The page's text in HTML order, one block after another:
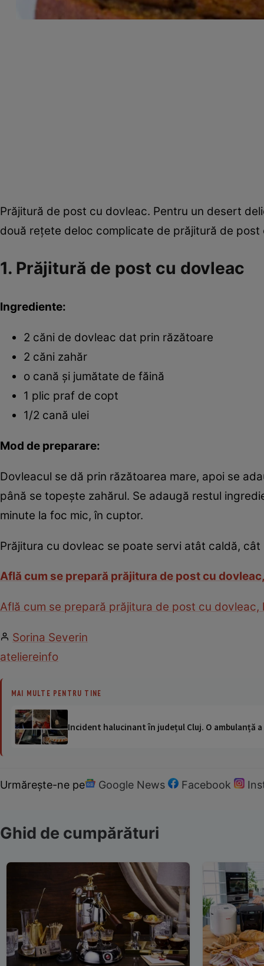
Prăjitură de post cu dovleac. Pentru un desert
două reţete deloc complicate de prăjitură de post
1. Prăjitură de post cu dovleac
Ingrediente:
2 căni de dovleac dat prin răzătoare
2 căni zahăr
o cană şi jumătate de făină
1 plic praf de copt
1/2 cană ulei
Mod de preparare:
Dovleacul se dă prin răzătoarea mare, apoi se
până se topeşte zahărul. Se adaugă restul
minute la foc mic, în cuptor.
Prăjitura cu dovleac se poate servi atât caldă, cât
Află cum se prepară prăjitura de post cu
Află cum se prepară prăjitura de post cu dovleac,
Sorina Severin
ateliereinfo
MAI MULTE PENTRU TINE
Incident halucinant în județul Cluj. O ambulanță
Urmărește-ne pe Google News Facebook
Ghid de cumpărături